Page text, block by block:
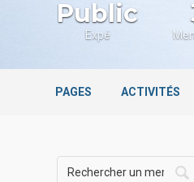
Public
Expé
PAGES ACTIVITÉS